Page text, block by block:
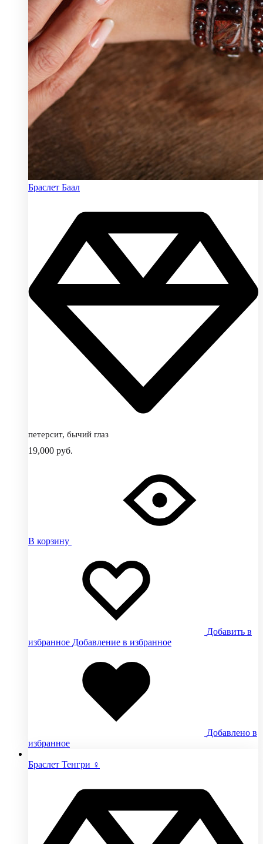
Браслет Баал
петерсит, бычий глаз
19,000 руб.
В корзину
Добавить в
избранное Добавление в избранное
Добавлено в
избранное
Браслет Тенгри ♀